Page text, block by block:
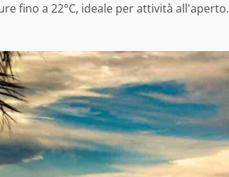
fino a 22°C, ideale per attività all'aperto.